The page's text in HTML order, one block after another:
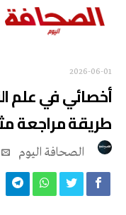
2026-06-01
أخصائي في علم
طريقة مراجعة